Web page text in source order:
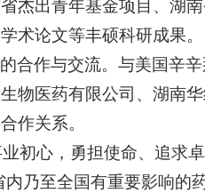
杰出青年基金项目、湖
术论文等丰硕科研成果。
合作与交流。与美国辛
物医药有限公司、湖南
作关系。
初心，勇担使命、追求
乃至全国有重要影响的